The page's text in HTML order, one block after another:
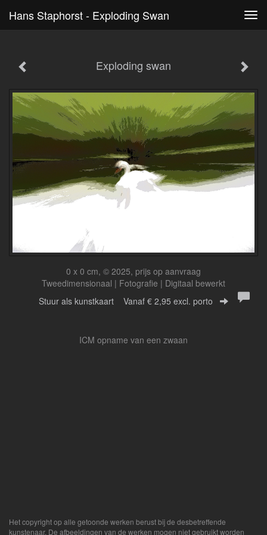
Hans Staphorst - Exploding Swan
Exploding swan
0 x 0 cm, © 2025, prijs op aanvraag
Tweedimensionaal | Fotografie | Digitaal bewerkt
Stuur als kunstkaart Vanaf € 2,95 excl. porto
ICM opname van een zwaan
Het copyright op alle getoonde werken berust bij de desbetreffende
kunstenaar. De afbeeldingen van de werken mogen niet gebruikt worden